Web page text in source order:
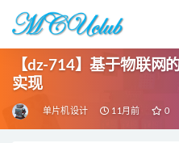
【dz-714】基于物联网
实现
单片机设计 11月前 0